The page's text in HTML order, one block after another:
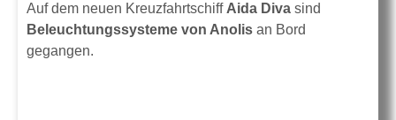
Auf dem neuen Kreuzfahrtschiff Aida Diva sind
Beleuchtungssysteme von Anolis an Bord
gegangen.